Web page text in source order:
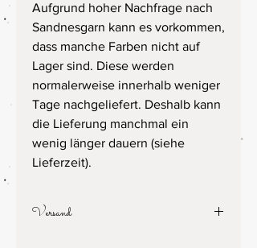
Aufgrund hoher Nachfrage nach
Sandnesgarn kann es vorkommen,
dass manche Farben nicht auf
Lager sind. Diese werden
normalerweise innerhalb weniger
Tage nachgeliefert. Deshalb kann
die Lieferung manchmal ein
wenig länger dauern (siehe
Lieferzeit).
Versand